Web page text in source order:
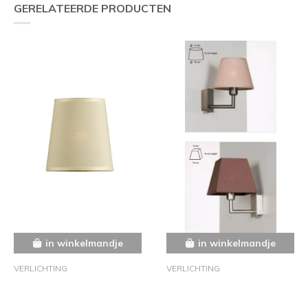
GERELATEERDE PRODUCTEN
in winkelmandje
VERLICHTING
in winkelmandje
VERLICHTING